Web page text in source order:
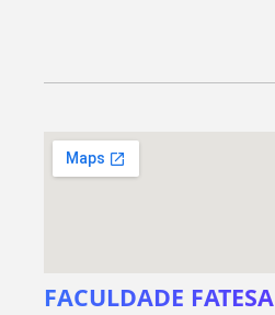
FACULDADE FATESA